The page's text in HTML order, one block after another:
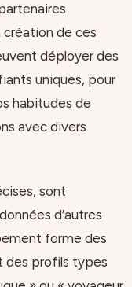
création de ces
déployer des
uniques, pour
habitudes de
avec divers
sont
d’autres
forme des
des profils types